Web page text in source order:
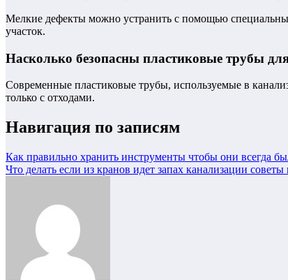
Мелкие дефекты можно устранить с помощью
участок.
Насколько безопасны пластиковые трубы
Современные пластиковые трубы, используемые в
только с отходами.
Навигация по записям
Как правильно хранить инструменты чтобы они всегда
Что делать если из кранов идет запах канализации